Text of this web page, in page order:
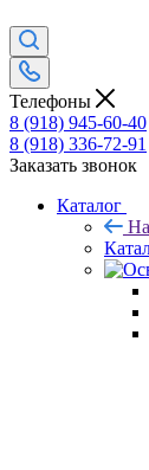
Телефоны
8 (918) 945-60-40
8 (918) 336-72-91
Заказать звонок
Каталог